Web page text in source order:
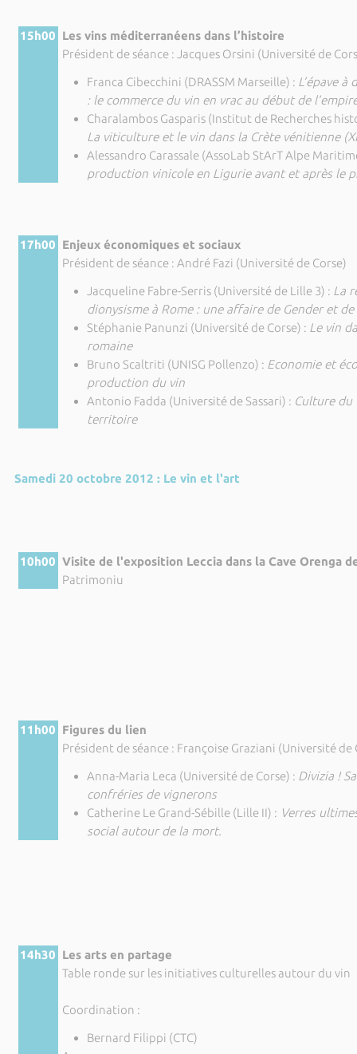
15h00 Les vins méditerranéens dans l’histoire
Président de séance : Jacques Orsini (Université de
Franca Cibecchini (DRASSM Marseille) : L’épave à
: le commerce du vin en vrac au début de
Charalambos Gasparis (Institut de Recherches
La viticulture et le vin dans la Crète vénitienne
Alessandro Carassale (AssoLab StArT Alpe
production vinicole en Ligurie avant et après le
17h00 Enjeux économiques et sociaux
Président de séance : André Fazi (Université de Corse)
Jacqueline Fabre-Serris (Université de Lille 3) : La
dionysisme à Rome : une affaire de Gender et
Stéphanie Panunzi (Université de Corse) : Le vin
romaine
Bruno Scaltriti (UNISG Pollenzo) : Economie et
production du vin
Antonio Fadda (Université de Sassari) : Culture du
territoire
Samedi 20 octobre 2012 : Le vin et l'art
10h00 Visite de l'exposition Leccia dans la Cave Orenga
Patrimoniu
11h00 Figures du lien
Président de séance : Françoise Graziani (Université de
Anna-Maria Leca (Université de Corse) : Divizia !
confréries de vignerons
Catherine Le Grand-Sébille (Lille II) : Verres
social autour de la mort.
14h30 Les arts en partage
Table ronde sur les initiatives culturelles autour du vin
Coordination :
Bernard Filippi (CTC)